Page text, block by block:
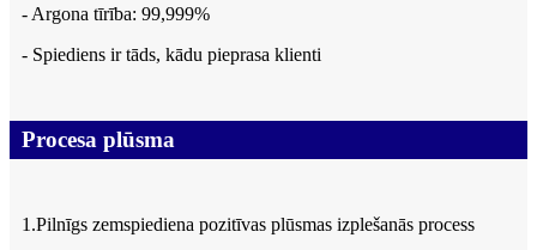
- Argona tīrība: 99,999%
- Spiediens ir tāds, kādu pieprasa klienti
Procesa plūsma
1.Pilnīgs zemspiediena pozitīvas plūsmas izplešanās process